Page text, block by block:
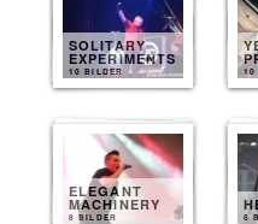
SOLITARY
EXPERIMENTS
10 BILDER 10
ELEGANT
MACHINERY
8 BILDER 8